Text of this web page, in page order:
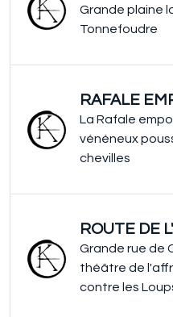
Grande plaine
Tonnefoudre
RAFALE
La Rafale
vénéneux
chevilles
ROUTE DE
Grande rue de
théâtre de
contre les